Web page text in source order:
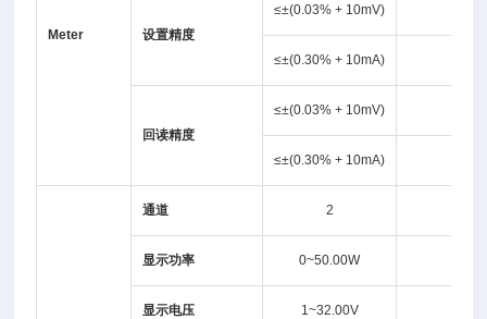
Meter 设置精度
≤±(0.03% + 10mV)
≤±(0.30% + 10mA)
回读精度
≤±(0.03% + 10mV)
≤±(0.30% + 10mA)
通道 2
显示功率 0~50.00W
显示电压 1~32.00V